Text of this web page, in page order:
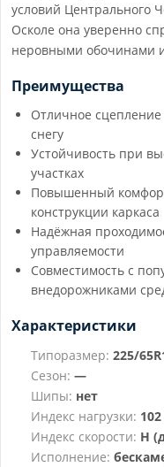
условий Центрального
Осколе она уверенно
неровными обочинами
Преимущества
Отличное
снегу
Устойчивость при
участках
Повышенный
конструкции каркаса
Надёжная
управляемости
Совместимость с
внедорожниками
Характеристики
Типоразмер: 225/
Сезон: —
Шипы: нет
Индекс нагрузки:
Индекс скорости: H
Исполнение: